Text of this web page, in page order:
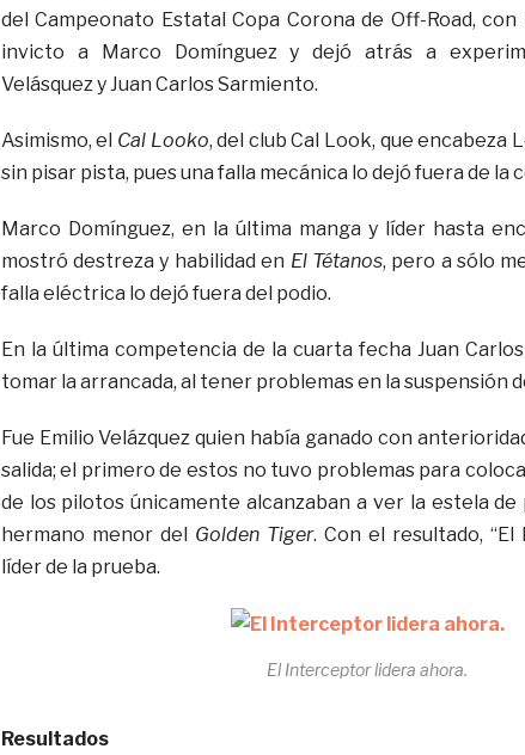
del Campeonato Estatal Copa Corona de Off-Road,
invicto a Marco Domínguez y dejó atrás a
Velásquez y Juan Carlos Sarmiento.
Asimismo, el Cal Looko, del club Cal Look, que encabeza
sin pisar pista, pues una falla mecánica lo dejó fuera de la
Marco Domínguez, en la última manga y líder hasta
mostró destreza y habilidad en El Tétanos, pero a sólo
falla eléctrica lo dejó fuera del podio.
En la última competencia de la cuarta fecha Juan
tomar la arrancada, al tener problemas en la suspensión
Fue Emilio Velázquez quien había ganado con
salida; el primero de estos no tuvo problemas para
de los pilotos únicamente alcanzaban a ver la estela
hermano menor del Golden Tiger. Con el resultado, “El
líder de la prueba.
El Interceptor lidera ahora.
Resultados